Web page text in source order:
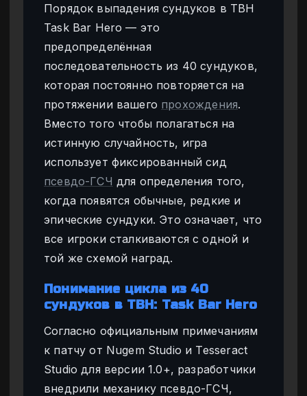
Порядок выпадения сундуков в TBH
Task Bar Hero — это
предопределённая
последовательность из 40 сундуков,
которая постоянно повторяется на
протяжении вашего прохождения.
Вместо того чтобы полагаться на
истинную случайность, игра
использует фиксированный сид
псевдо-ГСЧ для определения того,
когда появятся обычные, редкие и
эпические сундуки. Это означает, что
все игроки сталкиваются с одной и
той же схемой наград.
Понимание цикла из 40
сундуков в TBH: Task Bar Hero
Согласно официальным примечаниям
к патчу от Nugem Studio и Tesseract
Studio для версии 1.0+, разработчики
внедрили механику псевдо-ГСЧ,